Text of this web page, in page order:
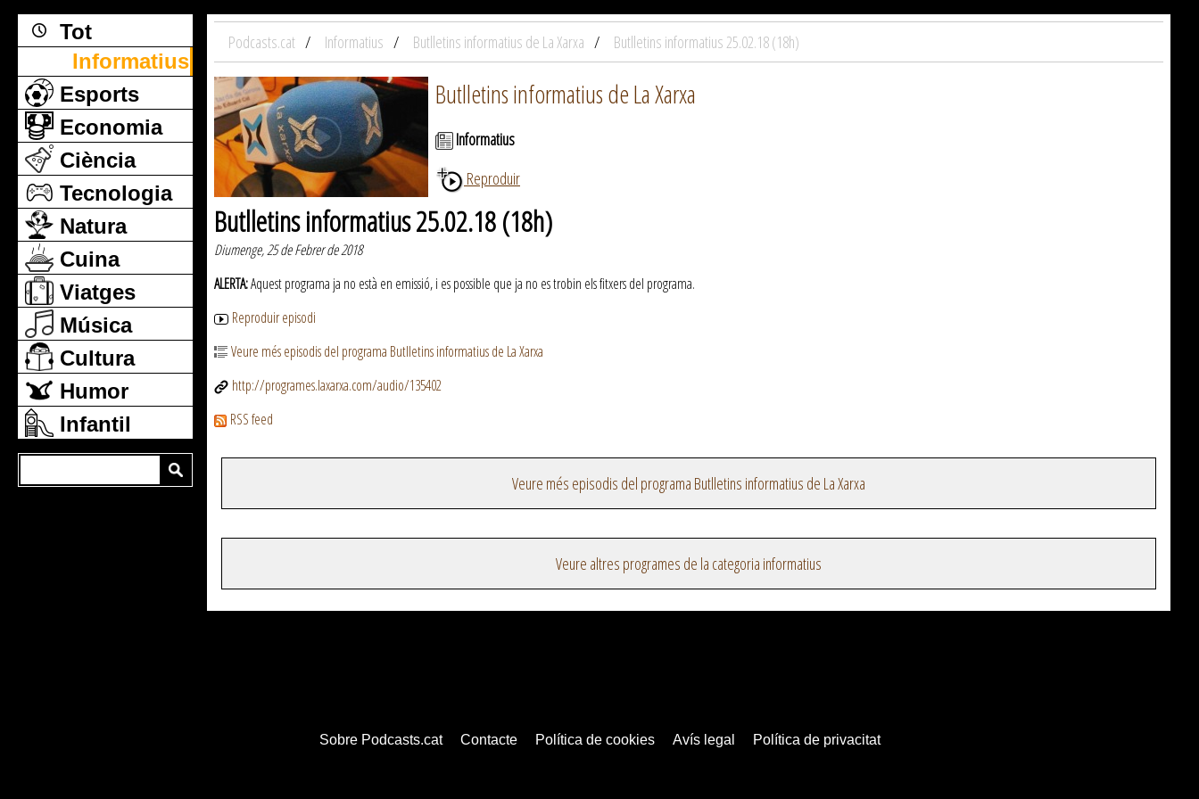
Tot
Informatius
Esports
Economia
Ciència
Tecnologia
Natura
Cuina
Viatges
Música
Cultura
Humor
Infantil
Podcasts.cat Informatius Butlletins informatius de La Xarxa Butlletins informatius 25.02.18 (18h)
Butlletins informatius de La Xarxa
Informatius
Reproduir
Butlletins informatius 25.02.18 (18h)
Diumenge, 25 de Febrer de 2018
ALERTA:Aquest programa ja no està en emissió, i es possible que ja no es trobin els fitxers del programa.
Reproduir episodi
Veure més episodis del programa Butlletins informatius de La Xarxa
http://programes.laxarxa.com/audio/135402
RSS feed
Veure més episodis del programa Butlletins informatius de La Xarxa
Veure altres programes de la categoria informatius
Sobre Podcasts.cat Contacte Política de cookies Avís legal Política de privacitat